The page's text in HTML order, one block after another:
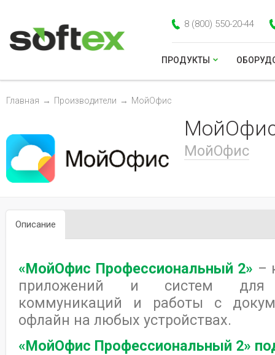
8 (800) 550-20-44
ПРОДУКТЫ
Главная → Производители → МойОфис
МойОфис
Описание
«МойОфис Профессиональный 2» –
приложений и систем для
коммуникаций и работы с
офлайн на любых устройствах.
«МойОфис Профессиональный 2»